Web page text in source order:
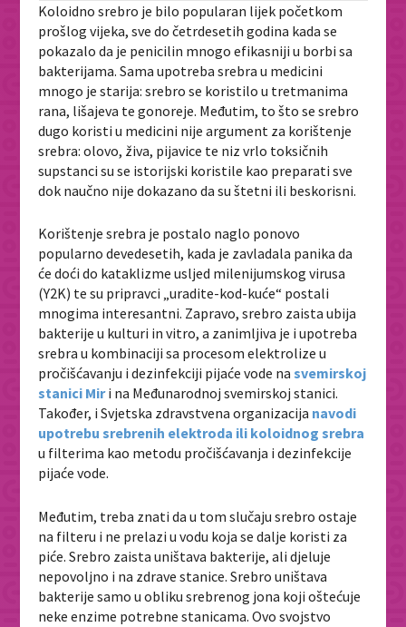
Koloidno srebro je bilo popularan lijek početkom
prošlog vijeka, sve do četrdesetih godina kada se
pokazalo da je penicilin mnogo efikasniji u borbi sa
bakterijama. Sama upotreba srebra u medicini
mnogo je starija: srebro se koristilo u tretmanima
rana, lišajeva te gonoreje. Međutim, to što se srebro
dugo koristi u medicini nije argument za korištenje
srebra: olovo, živa, pijavice te niz vrlo toksičnih
supstanci su se istorijski koristile kao preparati sve
dok naučno nije dokazano da su štetni ili beskorisni.
Korištenje srebra je postalo naglo ponovo
popularno devedesetih, kada je zavladala panika da
će doći do kataklizme usljed milenijumskog virusa
(Y2K) te su pripravci „uradite-kod-kuće“ postali
mnogima interesantni. Zapravo, srebro zaista ubija
bakterije u kulturi in vitro, a zanimljiva je i upotreba
srebra u kombinaciji sa procesom elektrolize u
pročišćavanju i dezinfekciji pijaće vode nasvemirskoj
stanici Miri na Međunarodnoj svemirskoj stanici.
Također, i Svjetska zdravstvena organizacija navodi
upotrebu srebrenih elektroda ili koloidnog srebra
u filterima kao metodu pročišćavanja i dezinfekcije
pijaće vode.
Međutim, treba znati da u tom slučaju srebro ostaje
na filteru i ne prelazi u vodu koja se dalje koristi za
piće. Srebro zaista uništava bakterije, ali djeluje
nepovoljno i na zdrave stanice. Srebro uništava
bakterije samo u obliku srebrenog jona koji oštećuje
neke enzime potrebne stanicama. Ovo svojstvo